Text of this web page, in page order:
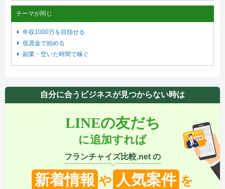
テーマが同じ
年収1000万を目指せる
低資金で始める
副業・空いた時間で稼ぐ
自分に合うビジネスが見つからない時は
LINEの友だち
に追加すれば
フランチャイズ比較.net の
新着情報 や 人気案件 を